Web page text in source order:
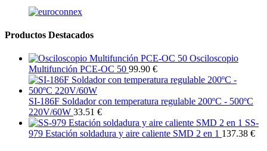
Productos Destacados
Osciloscopio
Multifunción PCE-OC 50 99.90 €
SI-186F Soldador con temperatura regulable 200ºC - 500ºC
220V/60W 33.51 €
SS-
979 Estación soldadura y aire caliente SMD 2 en 1 137.38 €